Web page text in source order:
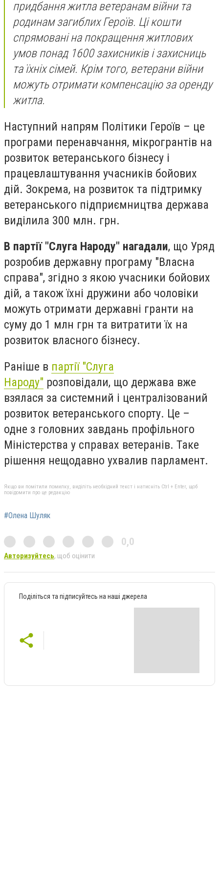
придбання житла ветеранам війни та
родинам загиблих Героїв. Ці кошти
спрямовані на покращення житлових
умов понад 1600 захисників і захисниць
та їхніх сімей. Крім того, ветерани війни
можуть отримати компенсацію за оренду
житла.
Наступний напрям Політики Героїв – це
програми перенавчання, мікрогрантів на
розвиток ветеранського бізнесу і
працевлаштування учасників бойових
дій. Зокрема, на розвиток та підтримку
ветеранського підприємництва держава
виділила 300 млн. грн.
В партії "Слуга Народу" нагадали, що Уряд
розробив державну програму "Власна
справа", згідно з якою учасники бойових
дій, а також їхні дружини або чоловіки
можуть отримати державні гранти на
суму до 1 млн грн та витратити їх на
розвиток власного бізнесу.
Раніше в партії "Слуга
Народу" розповідали, що держава вже
взялася за системний і централізований
розвиток ветеранського спорту. Це –
одне з головних завдань профільного
Міністерства у справах ветеранів. Таке
рішення нещодавно ухвалив парламент.
Якщо ви помітили помилку, виділіть необхідний текст і натисніть Ctrl + Enter, щоб
повідомити про це редакцію
#Олена Шуляк
0,0
Авторизуйтесь, щоб оцінити
Поділіться та підписуйтесь на наші джерела